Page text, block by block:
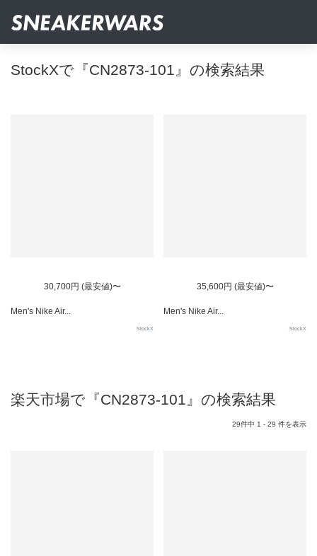
StockXで『CN2873-101』の検索結果
30,700円 (最安値)〜
Men's Nike Air...
StockX
35,600円 (最安値)〜
Men's Nike Air...
StockX
楽天市場で『CN2873-101』の検索結果
29件中 1 - 29 件を表示